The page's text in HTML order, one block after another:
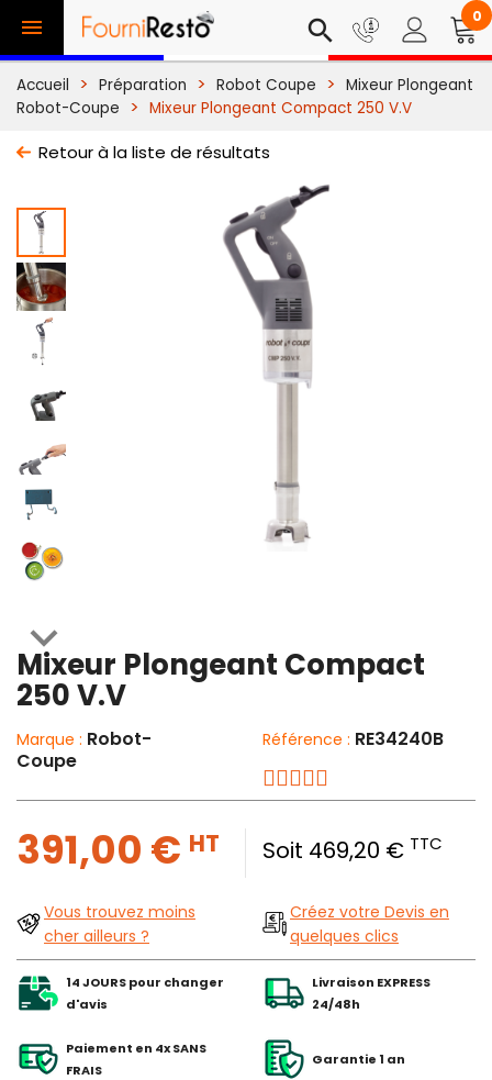
 search 0
Accueil Préparation Robot Coupe
Mixeur Plongeant
Robot-Coupe
Mixeur Plongeant Compact 250 V.V
Retour à la liste de résultats

Mixeur Plongeant Compact
250 V.V
Marque : Robot-
Coupe
Référence : RE34240B
391,00 € HT Soit 469,20 € TTC
Vous trouvez moins
cher ailleurs ?
Créez votre Devis en
quelques clics
14 JOURS pour changer
d'avis
Livraison EXPRESS
24/48h
Paiement en 4x SANS
FRAIS
Garantie 1 an